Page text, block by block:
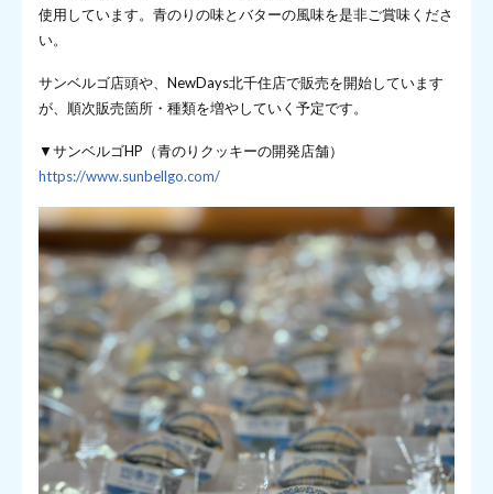
使用しています。青のりの味とバターの風味を是非ご賞味くださ
い。
サンベルゴ店頭や、NewDays北千住店で販売を開始しています
が、順次販売箇所・種類を増やしていく予定です。
▼サンベルゴHP（青のりクッキーの開発店舗）
https://www.sunbellgo.com/